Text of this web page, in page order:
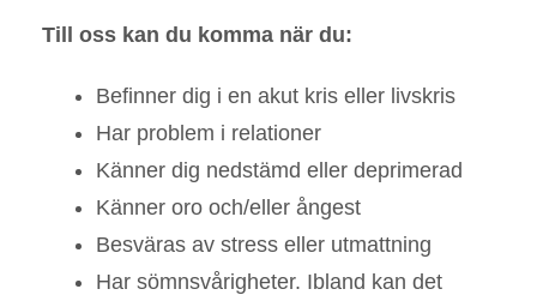
Till oss kan du komma när du:
Befinner dig i en akut kris eller livskris
Har problem i relationer
Känner dig nedstämd eller deprimerad
Känner oro och/eller ångest
Besväras av stress eller utmattning
Har sömnsvårigheter. Ibland kan det